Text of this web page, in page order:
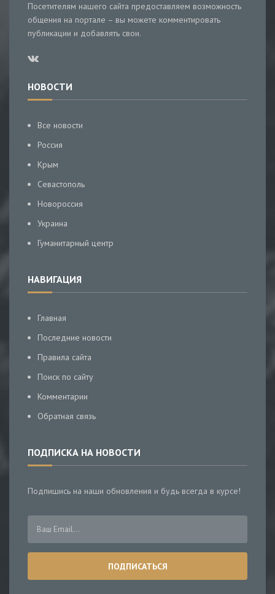
Посетителям нашего сайта предоставляем возможность
общения на портале – вы можете комментировать
публикации и добавлять свои.
НОВОСТИ
Все новости
Россия
Крым
Севастополь
Новороссия
Украина
Гуманитарный центр
НАВИГАЦИЯ
Главная
Последние новости
Правила сайта
Поиск по сайту
Комментарии
Обратная связь
ПОДПИСКА НА НОВОСТИ
Подпишись на наши обновления и будь всегда в курсе!